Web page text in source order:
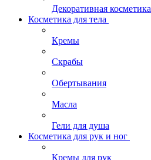
Декоративная косметика
Косметика для тела
Кремы
Скрабы
Обертывания
Масла
Гели для душа
Косметика для рук и ног
Кремы для рук